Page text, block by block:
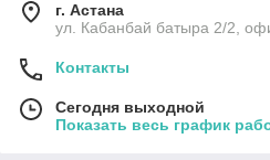
г. Астана
ул. Кабанбай батыра 2/2,
Контакты
Сегодня выходной
Показать весь график